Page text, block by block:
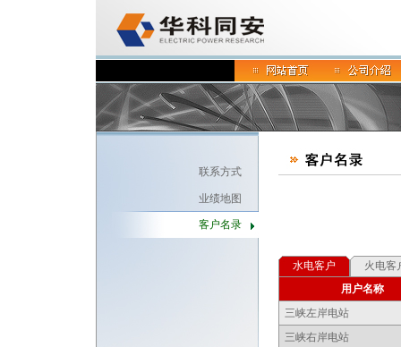
联系方式
业绩地图
客户名录
水电客户
火电客
用户名称
三峡左岸电站
三峡右岸电站